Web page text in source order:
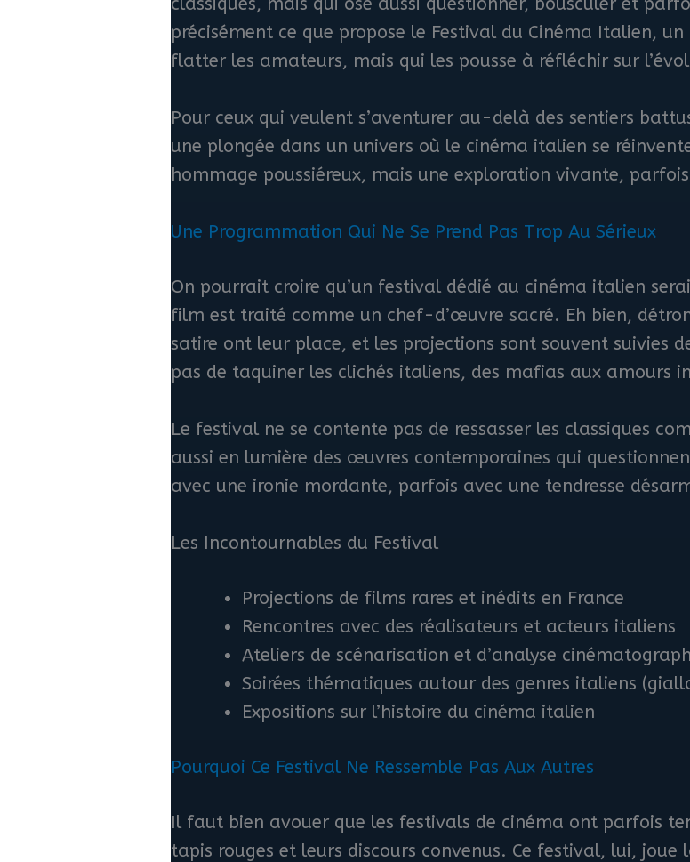
précisément ce que propose le Festival du Cinéma Italien,
flatter les amateurs, mais qui les pousse à réfléchir sur
Pour ceux qui veulent s’aventurer au-delà des sentiers
une plongée dans un univers où le cinéma italien se
hommage poussiéreux, mais une exploration vivante,
Une Programmation Qui Ne Se Prend Pas Trop Au Sérieux
On pourrait croire qu’un festival dédié au cinéma italien
film est traité comme un chef-d’œuvre sacré. Eh bien,
satire ont leur place, et les projections sont souvent suivies
pas de taquiner les clichés italiens, des mafias aux amours
Le festival ne se contente pas de ressasser les classiques
aussi en lumière des œuvres contemporaines qui
avec une ironie mordante, parfois avec une tendresse
Les Incontournables du Festival
Projections de films rares et inédits en France
Rencontres avec des réalisateurs et acteurs italiens
Ateliers de scénarisation et d’analyse
Soirées thématiques autour des genres italiens
Expositions sur l’histoire du cinéma italien
Pourquoi Ce Festival Ne Ressemble Pas Aux Autres
Il faut bien avouer que les festivals de cinéma ont parfois
tapis rouges et leurs discours convenus. Ce festival, lui,